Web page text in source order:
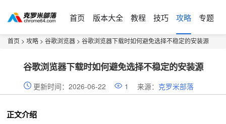
首页 版本大全 教程 技巧 攻略 专题
首页 > 攻略 > 谷歌浏览器 > 谷歌浏览器下载时如何避免选择不稳定的安装源
谷歌浏览器下载时如何避免选择不稳定的安装源
更新时间：2026-06-22 1 来源： 克罗米部落
正文介绍